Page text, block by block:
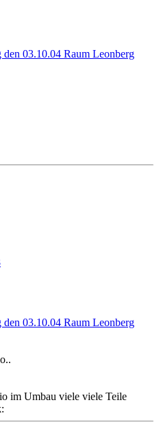
03.10.04 Raum Leonberg
03.10.04 Raum Leonberg
im Umbau viele viele Teile